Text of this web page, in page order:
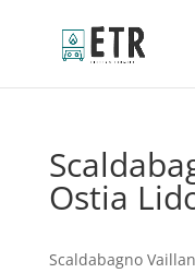
Ostia
Scaldabagno